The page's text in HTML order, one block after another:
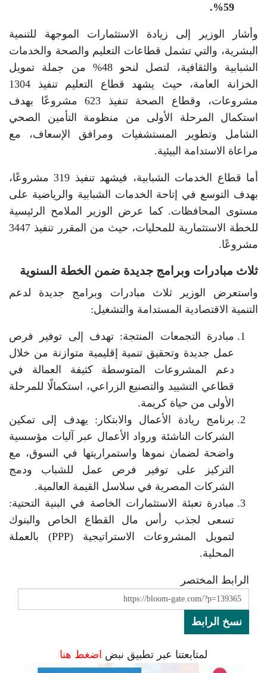
59%.
وأشار الوزير إلى زيادة الاستثمارات الموجهة للتنمية
البشرية، والتي تشمل قطاعات التعليم والصحة والخدمات
الشبابية والثقافية، لتصل لنحو 48% من جملة تمويل
الخزانة العامة، حيث يشهد قطاع التعليم تنفيذ 1304
مشروعات، وقطاع الصحة تنفيذ 623 مشروعًا بهدف
استكمال المرحلة الأولى من منظومة التأمين الصحي
الشامل وتطوير المستشفيات ومرافق الإسعاف، مع
مراعاة الاستدامة البيئية.
أما قطاع الخدمات الشبابية، فيشهد تنفيذ 319 مشروعًا،
بهدف التوسع في إتاحة الخدمات الشبابية والرياضية على
مستوى المحافظات. كما عرض الوزير الملامح الرئيسية
للخطة الاستثمارية للمحليات، حيث من المقرر تنفيذ 3447
مشروعًا.
ثلاث مبادرات وبرامج جديدة ضمن الخطة السنوية
واستعرض الوزير ثلاث مبادرات وبرامج جديدة لدعم
التنمية الاقتصادية المستدامة والتشغيل:
مبادرة التجمعات المنتجة: تهدف إلى توفير فرص
عمل جديدة وتحقيق تنمية إقليمية متوازنة من خلال
دعم المشروعات المتوسطة كثيفة العمالة في
قطاعي التشييد والتصنيع الزراعي، استكمالًا للمرحلة
الأولى من حياة كريمة.
برنامج ريادة الأعمال والابتكار: يهدف إلى تمكين
الشركات الناشئة ورواد الأعمال عبر آليات مؤسسية
واضحة لضمان نموها واستمراريتها في السوق، مع
التركيز على توفير فرص عمل للشباب ودمج
الشركات المصرية في سلاسل القيمة العالمية.
مبادرة تعبئة الاستثمارات الخاصة في البنية التحتية:
تسعى لجذب رأس مال القطاع الخاص والبنوك
لتمويل المشروعات الاستراتيجية (PPP) بالعملة
المحلية.
الرابط المختصر
نسخ الرابط
لمتابعتنا عبر تطبيق نبض اضغط هنا